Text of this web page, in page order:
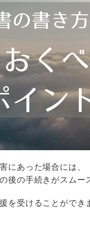
にあった場合には、
後の手続きがスムー
を受けることができ